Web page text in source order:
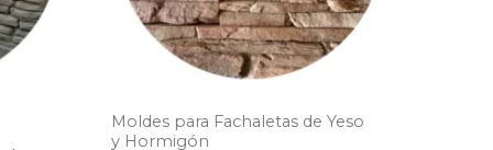
Moldes para Fachaletas de Yeso
y Hormigón